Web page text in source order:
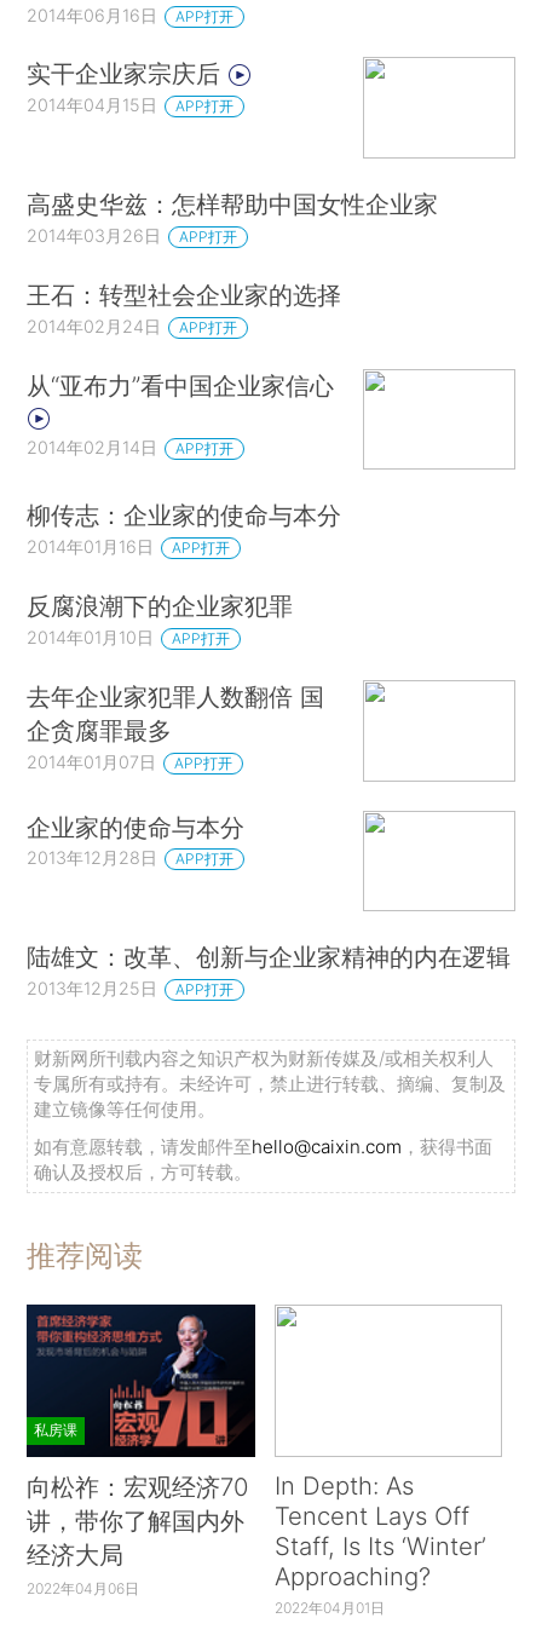
2014年06月16日 APP打开
实干企业家宗庆后
2014年04月15日 APP打开
高盛史华兹：怎样帮助中国女性企业家
2014年03月26日 APP打开
王石：转型社会企业家的选择
2014年02月24日 APP打开
从“亚布力”看中国企业家信心
2014年02月14日 APP打开
柳传志：企业家的使命与本分
2014年01月16日 APP打开
反腐浪潮下的企业家犯罪
2014年01月10日 APP打开
去年企业家犯罪人数翻倍 国
企贪腐罪最多
2014年01月07日 APP打开
企业家的使命与本分
2013年12月28日 APP打开
陆雄文：改革、创新与企业家精神的内在逻辑
2013年12月25日 APP打开
财新网所刊载内容之知识产权为财新传媒及/或相关权利人
专属所有或持有。未经许可，禁止进行转载、摘编、复制及
建立镜像等任何使用。
如有意愿转载，请发邮件至hello@caixin.com ，获得书面
确认及授权后，方可转载。
推荐阅读
私房课
向松祚：宏观经济70
讲，带你了解国内外
经济大局
2022年04月06日
In Depth: As
Tencent Lays Off
Staff, Is Its ‘Winter’
Approaching?
2022年04月01日